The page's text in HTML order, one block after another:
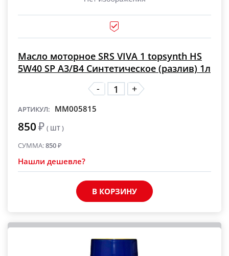
Масло моторное SRS VIVA 1 topsynth HS
5W40 SP A3/B4 Синтетическое (разлив) 1л
-
+
АРТИКУЛ: MM005815
850₽ ( ШТ )
СУММА:850₽
Нашли дешевле?
В КОРЗИНУ